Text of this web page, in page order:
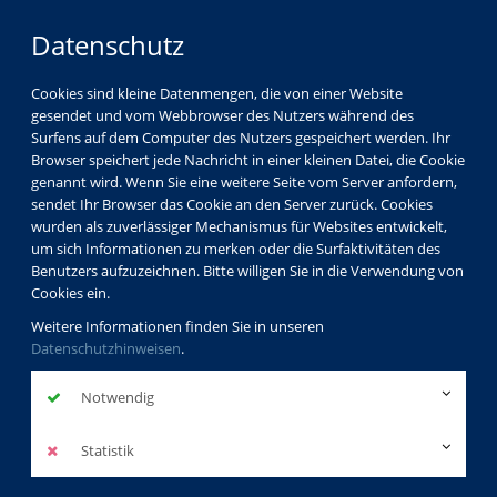
Datenschutz
Cookies sind kleine Datenmengen, die von einer Website
gesendet und vom Webbrowser des Nutzers während des
Surfens auf dem Computer des Nutzers gespeichert werden. Ihr
Browser speichert jede Nachricht in einer kleinen Datei, die Cookie
genannt wird. Wenn Sie eine weitere Seite vom Server anfordern,
sendet Ihr Browser das Cookie an den Server zurück. Cookies
wurden als zuverlässiger Mechanismus für Websites entwickelt,
um sich Informationen zu merken oder die Surfaktivitäten des
Benutzers aufzuzeichnen. Bitte willigen Sie in die Verwendung von
Cookies ein.
Weitere Informationen finden Sie in unseren
Datenschutzhinweisen.
Notwendig
Statistik